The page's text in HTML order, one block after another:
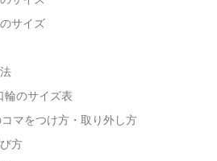
サイズ
輪のサイズ表
マをつけ方・取り外し方
方